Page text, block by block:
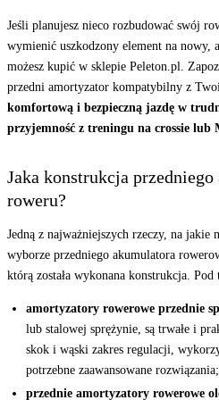
Jeśli planujesz nieco rozbudować swój
wymienić uszkodzony element na nowy,
możesz kupić w sklepie Peleton.pl.
przedni amortyzator kompatybilny z
komfortową i bezpieczną jazdę w
przyjemność z treningu na crossie lub
Jaka konstrukcja
roweru?
Jedną z najważniejszych rzeczy, na jakie
wyborze przedniego akumulatora
którą została wykonana konstrukcja.
amortyzatory rowerowe przednie
lub stalowej sprężynie, są trwałe i
skok i wąski zakres regulacji,
potrzebne zaawansowane rozwiązania;
przednie amortyzatory rowerowe